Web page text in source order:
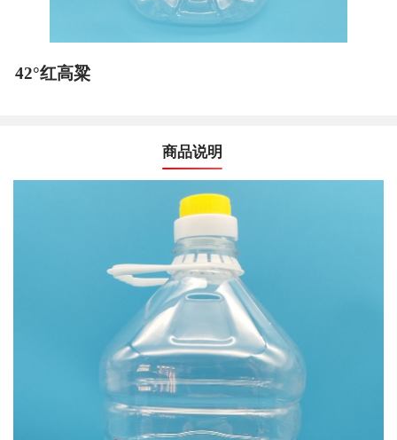
42°红高粱
商品说明